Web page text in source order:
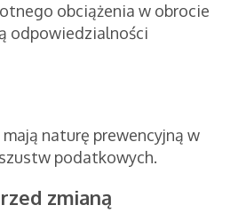
obciążenia w obrocie
odpowiedzialności
naturę prewencyjną w
podatkowych.
zmianą